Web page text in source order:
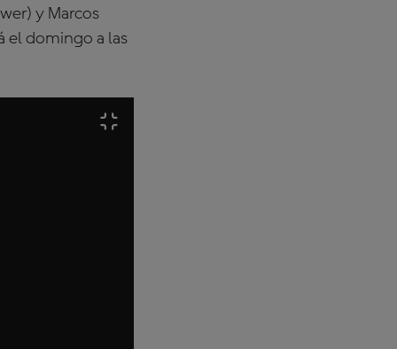
y Marcos
el domingo a las